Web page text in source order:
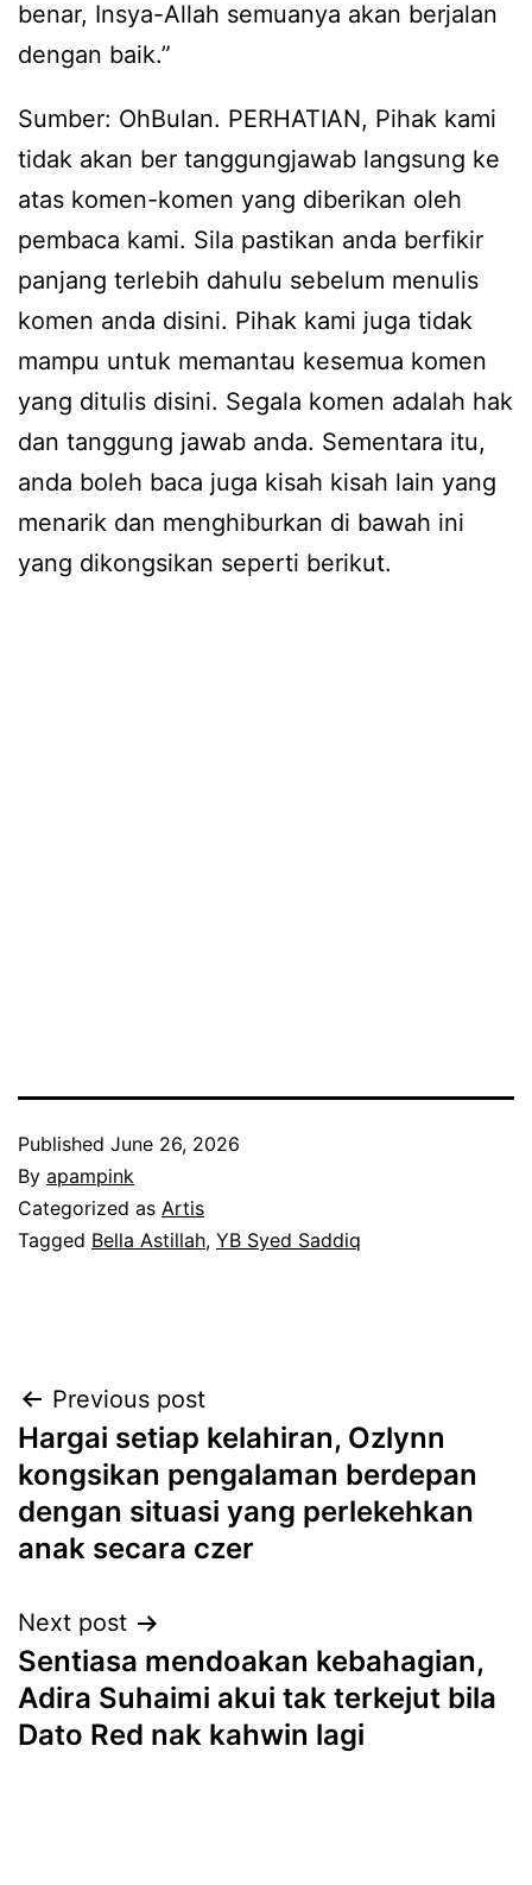
benar, Insya-Allah semuanya akan berjalan
dengan baik.”
Sumber: OhBulan. PERHATIAN, Pihak kami
tidak akan ber tanggungjawab langsung ke
atas komen-komen yang diberikan oleh
pembaca kami. Sila pastikan anda berfikir
panjang terlebih dahulu sebelum menulis
komen anda disini. Pihak kami juga tidak
mampu untuk memantau kesemua komen
yang ditulis disini. Segala komen adalah hak
dan tanggung jawab anda. Sementara itu,
anda boleh baca juga kisah kisah lain yang
menarik dan menghiburkan di bawah ini
yang dikongsikan seperti berikut.
Published June 26, 2026
By apampink
Categorized as Artis
Tagged Bella Astillah, YB Syed Saddiq
Post
navigation
Previous post
Hargai setiap kelahiran, Ozlynn
kongsikan pengalaman berdepan
dengan situasi yang perlekehkan
anak secara czer
Next post
Sentiasa mendoakan kebahagian,
Adira Suhaimi akui tak terkejut bila
Dato Red nak kahwin lagi